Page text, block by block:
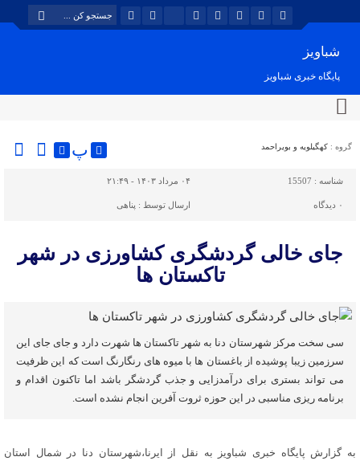
شباویز
پایگاه خبری شباویز
گروه : کهگیلویه و بویراحمد پ
شناسه : 15507 ۰۴ مرداد ۱۴۰۳ - ۲۱:۴۹
۰ دیدگاه ارسال توسط : پناهی
جای خالی گردشگری کشاورزی در شهر
تاکستان ها
سی سخت مرکز شهرستان دنا به شهر تاکستان ها شهرت دارد و جای جای این
سرزمین زیبا پوشیده از باغستان ها با میوه های رنگارنگ است که این ظرفیت
می تواند بستری برای درآمدزایی و جذب گردشگر باشد اما تاکنون اقدام و
برنامه ریزی مناسبی در این حوزه ثروت آفرین انجام نشده است.
به گزارش پایگاه خبری شباویز به نقل از ایرنا،شهرستان دنا در شمال استان